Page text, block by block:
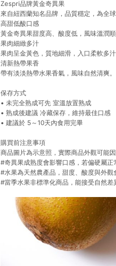
Zespri品牌黃金奇異果
來自紐西蘭知名品牌，品質穩定，為全
高甜低酸口感
黃金奇異果甜度高、酸度低，風味溫潤順
果肉細緻多汁
果肉呈金黃色，質地細滑，入口柔軟多汁
清新熱帶果香
帶有淡淡熱帶水果香氣，風味自然清爽。
保存方式
• 未完全熟成可先 室溫放置熟成
• 熟成後建議 冷藏保存，維持最佳口感
• 建議於 5～10天內食用完畢
購買前注意事項
商品圖片為示意照，實際商品外觀可能
#奇異果成熟度會影響口感，若偏硬屬正
#水果為天然農產品，甜度、酸度與外觀
#當季水果非標準化商品，能接受自然差